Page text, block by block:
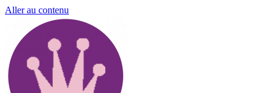
Aller au contenu